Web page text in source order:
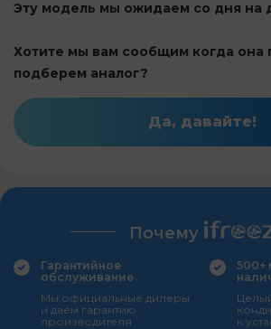
Эту модель мы ожидаем со дня на
Хотите мы вам сообщим когда она
подберем аналог?
Да, давайте!
Почему
Гарантийное
обслуживание
Мы официальные дилеры
и даем гарантию
производителя
500+
к